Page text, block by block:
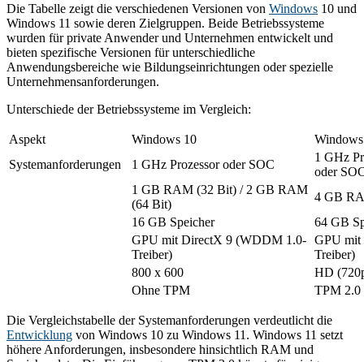
Die Tabelle zeigt die verschiedenen Versionen von Windows 10 und
Windows 11 sowie deren Zielgruppen. Beide Betriebssysteme
wurden für private Anwender und Unternehmen entwickelt und
bieten spezifische Versionen für unterschiedliche
Anwendungsbereiche wie Bildungseinrichtungen oder spezielle
Unternehmensanforderungen.
Unterschiede der Betriebssysteme im Vergleich:
Aspekt Windows 10
Systemanforderungen
1 GHz Prozessor oder SOC
1 GHz
oder
1 GB RAM (32 Bit) / 2 GB RAM
(64 Bit)
4 GB
16 GB Speicher
64 GB
GPU mit DirectX 9 (WDDM 1.0-
Treiber)
GPU
Treiber)
800 x 600
HD
Ohne TPM
TPM 2.0
Die Vergleichstabelle der Systemanforderungen verdeutlicht die
Entwicklung von Windows 10 zu Windows 11. Windows 11 setzt
höhere Anforderungen, insbesondere hinsichtlich RAM und